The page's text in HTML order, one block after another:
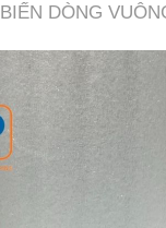
BIẾN DÒNG